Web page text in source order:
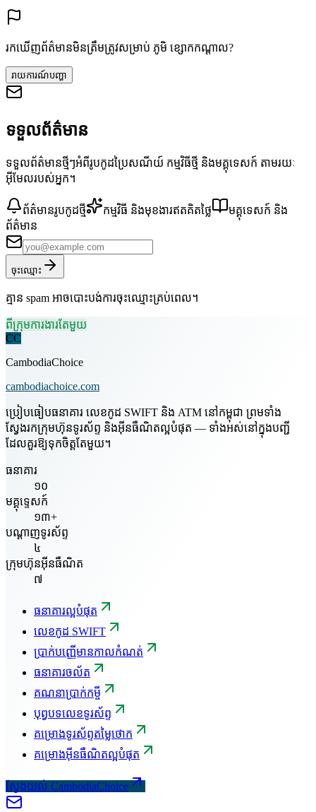
រកឃើញព័ត៌មានមិនត្រឹមត្រូវសម្រាប់ ភូមិ ខ្សោកកណ្ដាល?
រាយការណ៍បញ្ហា
ទទួលព័ត៌មាន
ទទួលព័ត៌មានថ្មីៗអំពីរូបកូដប្រៃសណីយ៍ កម្មវិធីថ្មី និងមគ្គុទេសក៍ តាមរយៈ
អ៊ីមែលរបស់អ្នក។
ព័ត៌មានរូបកូដថ្មី កម្មវិធី និងមុខងារឥតគិតថ្លៃ
មគ្គុទេសក៍ និង
ព័ត៌មាន
ចុះឈ្មោះ
គ្មាន spam អាចបោះបង់ការចុះឈ្មោះគ្រប់ពេល។
ពីក្រុមការងារតែមួយ
CC
CambodiaChoice
cambodiachoice.com
ប្រៀបធៀបធនាគារ លេខកូដ SWIFT និង ATM នៅកម្ពុជា ព្រមទាំង
ស្វែងរកក្រុមហ៊ុនទូរស័ព្ទ និងអ៊ីនធឺណិតល្អបំផុត — ទាំងអស់នៅក្នុងបញ្ជី
ដែលគួរឱ្យទុកចិត្តតែមួយ។
ធនាគារ
១០
មគ្គុទ្ទេសក៍
១៣+
បណ្តាញទូរស័ព្ទ
៤
ក្រុមហ៊ុនអ៊ីនធឺណិត
៧
ធនាគារល្អបំផុត
លេខកូដ SWIFT
ប្រាក់បញ្ញើមានកាលកំណត់
ធនាគារចល័ត
គណនាប្រាក់កម្ចី
បុព្វបទលេខទូរស័ព្ទ
គម្រោងទូរស័ព្ទតម្លៃថោក
គម្រោងអ៊ីនធឺណិតល្អបំផុត
ស្វែងយល់ CambodiaChoice